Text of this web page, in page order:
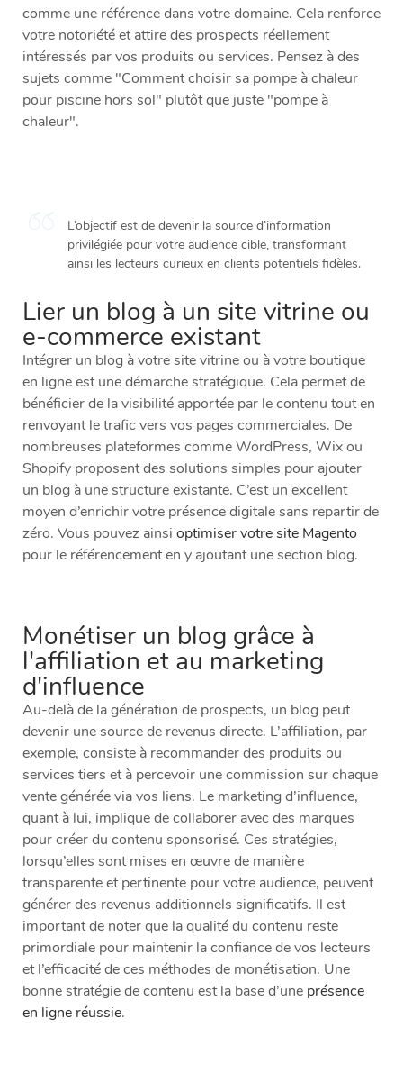
comme une référence dans votre domaine. Cela renforce
votre notoriété et attire des prospects réellement
intéressés par vos produits ou services. Pensez à des
sujets comme "Comment choisir sa pompe à chaleur
pour piscine hors sol" plutôt que juste "pompe à
chaleur".
L’objectif est de devenir la source d’information
privilégiée pour votre audience cible, transformant
ainsi les lecteurs curieux en clients potentiels fidèles.
Lier un blog à un site vitrine ou
e-commerce existant
Intégrer un blog à votre site vitrine ou à votre boutique
en ligne est une démarche stratégique. Cela permet de
bénéficier de la visibilité apportée par le contenu tout en
renvoyant le trafic vers vos pages commerciales. De
nombreuses plateformes comme WordPress, Wix ou
Shopify proposent des solutions simples pour ajouter
un blog à une structure existante. C’est un excellent
moyen d’enrichir votre présence digitale sans repartir de
zéro. Vous pouvez ainsi optimiser votre site Magento
pour le référencement en y ajoutant une section blog.
Monétiser un blog grâce à
l'affiliation et au marketing
d'influence
Au-delà de la génération de prospects, un blog peut
devenir une source de revenus directe. L’affiliation, par
exemple, consiste à recommander des produits ou
services tiers et à percevoir une commission sur chaque
vente générée via vos liens. Le marketing d’influence,
quant à lui, implique de collaborer avec des marques
pour créer du contenu sponsorisé. Ces stratégies,
lorsqu’elles sont mises en œuvre de manière
transparente et pertinente pour votre audience, peuvent
générer des revenus additionnels significatifs. Il est
important de noter que la qualité du contenu reste
primordiale pour maintenir la confiance de vos lecteurs
et l’efficacité de ces méthodes de monétisation. Une
bonne stratégie de contenu est la base d’une présence
en ligne réussie.